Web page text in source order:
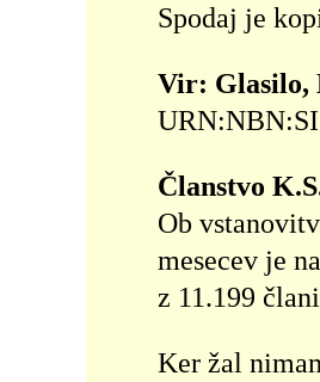
Spodaj je
Vir: Glasilo,
Članstvo
Ob
mesecev je
z 11.199
Ker žal